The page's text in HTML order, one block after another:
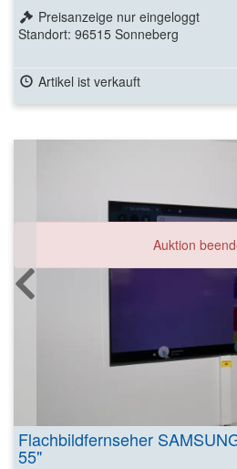
Preisanzeige nur eingeloggt
Standort: 96515 Sonneberg
Artikel ist verkauft
Auktion
Flachbildfernseher
55"